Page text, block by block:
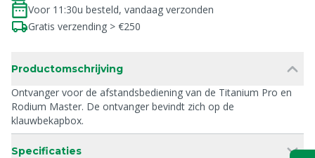
Voor 11:30u besteld, vandaag verzonden
Gratis verzending > €250
Productomschrijving
Ontvanger voor de afstandsbediening van de Titanium Pro en
Rodium Master. De ontvanger bevindt zich op de
klauwbekapbox.
Specificaties